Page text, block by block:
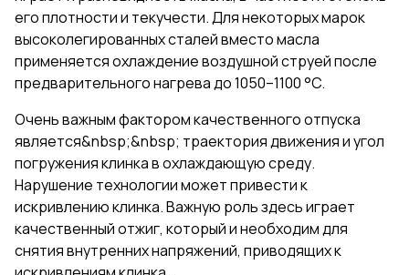
его плотности и текучести. Для некоторых марок
высоколегированных сталей вместо масла
применяется охлаждение воздушной струей после
предварительного нагрева до 1050–1100 °C.
Очень важным фактором качественного отпуска
является&nbsp;&nbsp; траектория движения и угол
погружения клинка в охлаждающую среду.
Нарушение технологии может привести к
искривлению клинка. Важную роль здесь играет
качественный отжиг, который и необходим для
снятия внутренних напряжений, приводящих к